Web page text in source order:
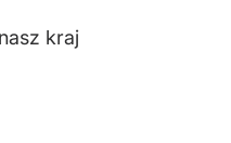
kraj